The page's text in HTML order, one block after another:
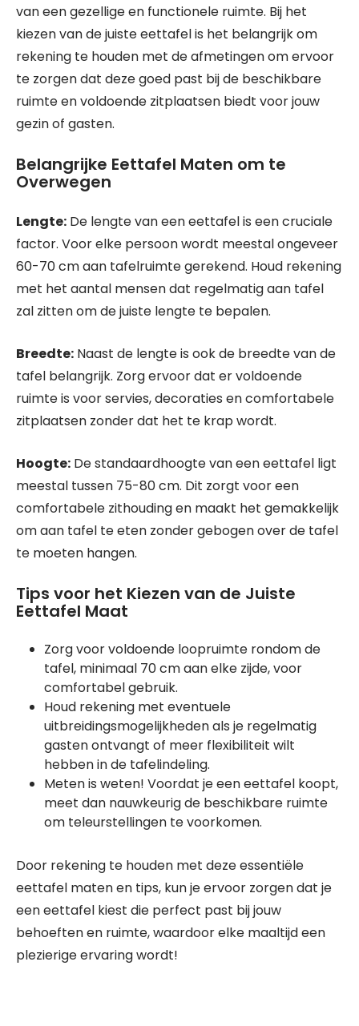
van een gezellige en functionele ruimte. Bij het
kiezen van de juiste eettafel is het belangrijk om
rekening te houden met de afmetingen om ervoor
te zorgen dat deze goed past bij de beschikbare
ruimte en voldoende zitplaatsen biedt voor jouw
gezin of gasten.
Belangrijke Eettafel Maten om te
Overwegen
Lengte: De lengte van een eettafel is een cruciale
factor. Voor elke persoon wordt meestal ongeveer
60-70 cm aan tafelruimte gerekend. Houd rekening
met het aantal mensen dat regelmatig aan tafel
zal zitten om de juiste lengte te bepalen.
Breedte: Naast de lengte is ook de breedte van de
tafel belangrijk. Zorg ervoor dat er voldoende
ruimte is voor servies, decoraties en comfortabele
zitplaatsen zonder dat het te krap wordt.
Hoogte: De standaardhoogte van een eettafel ligt
meestal tussen 75-80 cm. Dit zorgt voor een
comfortabele zithouding en maakt het gemakkelijk
om aan tafel te eten zonder gebogen over de tafel
te moeten hangen.
Tips voor het Kiezen van de Juiste
Eettafel Maat
Zorg voor voldoende loopruimte rondom de
tafel, minimaal 70 cm aan elke zijde, voor
comfortabel gebruik.
Houd rekening met eventuele
uitbreidingsmogelijkheden als je regelmatig
gasten ontvangt of meer flexibiliteit wilt
hebben in de tafelindeling.
Meten is weten! Voordat je een eettafel koopt,
meet dan nauwkeurig de beschikbare ruimte
om teleurstellingen te voorkomen.
Door rekening te houden met deze essentiële
eettafel maten en tips, kun je ervoor zorgen dat je
een eettafel kiest die perfect past bij jouw
behoeften en ruimte, waardoor elke maaltijd een
plezierige ervaring wordt!